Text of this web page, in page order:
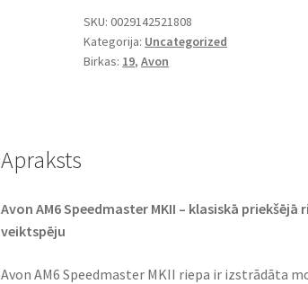
SKU:0029142521808
Kategorija: Uncategorized
Birkas: 19,Avon
Apraksts
Avon AM6 Speedmaster MKII – klasiskā priekšējā
veiktspēju​
Avon AM6 Speedmaster MKII riepa ir izstrādāta